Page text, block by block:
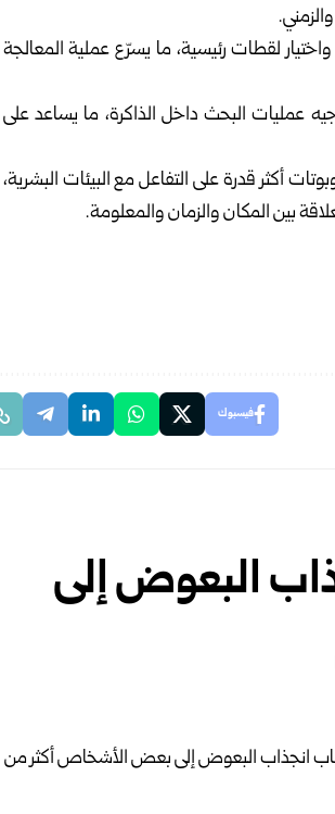
لقطات رئيسية، ما يسرّع عملية المعالجة
عمليات البحث داخل الذاكرة، ما يساعد على
أكثر قدرة على التفاعل مع البيئات البشرية،
بين المكان والزمان والمعلومة.
فيسبوك
البعوض إلى